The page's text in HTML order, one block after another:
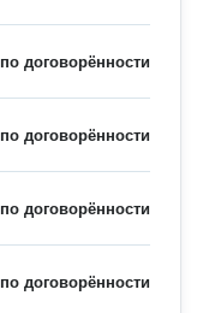
по договорённости
по договорённости
по договорённости
по договорённости